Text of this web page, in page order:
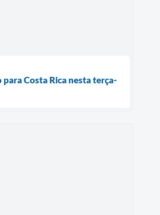
para Costa Rica nesta terça-